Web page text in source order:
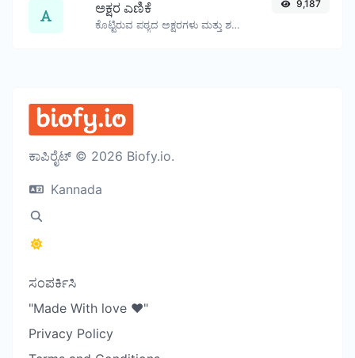
ಅಕ್ಷರ ಎಣಿಕೆ
ಕೊಟ್ಟಿರುವ ಪಠ್ಯದ ಅಕ್ಷರಗಳು ಮತ್ತು ಶಬ್ದಗಳ ಸಂಖ್ಯೆಯನ್ನು ಎಣಿಸಿ.
9,187
ಕಾಪಿರೈಟ್ © 2026 Biofy.io.
Kannada
ಸಂಪರ್ಕಿಸಿ
"Made With love ❤️"
Privacy Policy